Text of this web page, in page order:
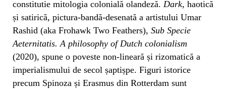
constitutie mitologia colonială olandeză. Dark, haotică
și satirică, pictura-bandă-desenată a artistului Umar
Rashid (aka Frohawk Two Feathers), Sub Specie
Aeternitatis. A philosophy of Dutch colonialism
(2020), spune o poveste non-lineară și rizomatică a
imperialismului de secol șaptișpe. Figuri istorice
precum Spinoza și Erasmus din Rotterdam sunt